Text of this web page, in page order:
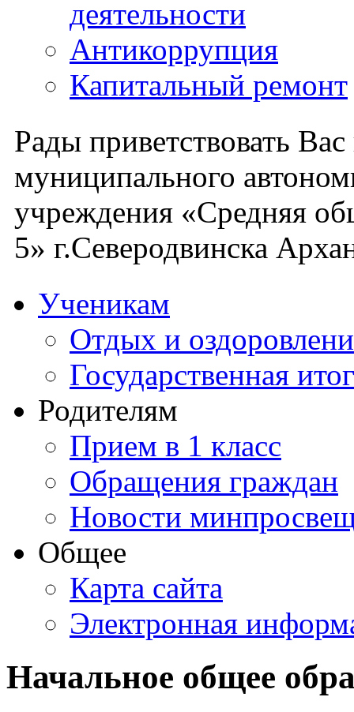
деятельности
Антикоррупция
Капитальный ремонт
Рады приветствовать
муниципального
учреждения «Средняя
5» г.Северодвинска
Ученикам
Отдых и
Государственная
Родителям
Прием в 1 класс
Обращения граждан
Новости
Общее
Карта сайта
Электронная
Начальное общее